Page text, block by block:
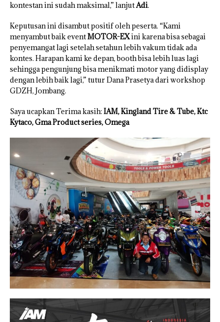
kontestan ini sudah maksimal,” lanjutAdi.
Keputusan ini disambut positif oleh peserta. “Kami
menyambut baik eventMOTOR-EXini karena bisa sebagai
penyemangat lagi setelah setahun lebih vakum tidak ada
kontes. Harapan kami ke depan, booth bisa lebih luas lagi
sehingga pengunjung bisa menikmati motor yang didisplay
dengan lebih baik lagi,” tutur Dana Prasetya dari workshop
GDZH, Jombang.
Saya ucapkan Terima kasih: IAM, Kingland Tire & Tube, Ktc
Kytaco, Gma Product series, Omega